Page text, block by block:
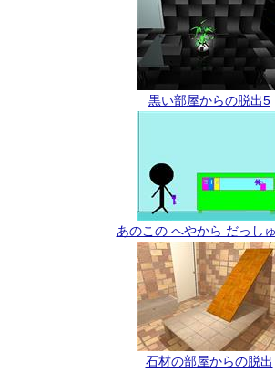
黒い部屋からの脱出5
あのこの へやから だっしゅ
石材の部屋からの脱出